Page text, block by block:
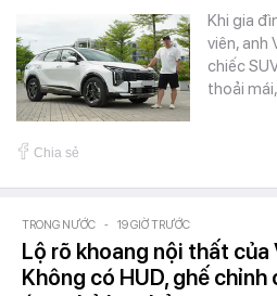
Khi gia
viên, anh
chiếc
thoải
Chia sẻ
TRONG NƯỚC - 19 GIỜ TRƯỚC
Lộ rõ khoang nội thất của
Không có HUD, ghế chỉnh